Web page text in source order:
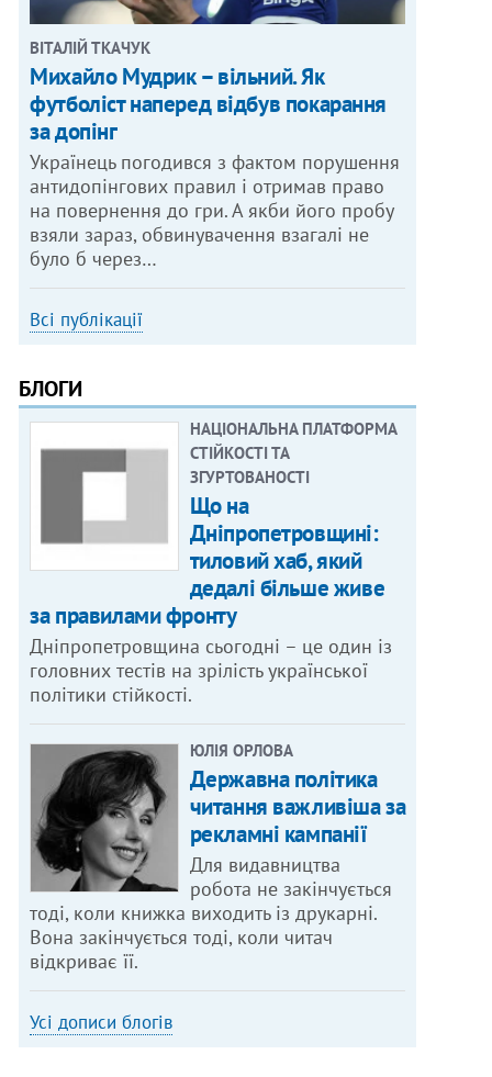
ВІТАЛІЙ ТКАЧУК
Михайло Мудрик – вільний. Як
футболіст наперед відбув покарання
за допінг
Українець погодився з фактом порушення
антидопінгових правил і отримав право
на повернення до гри. А якби його пробу
взяли зараз, обвинувачення взагалі не
було б через…
Всі публікації
БЛОГИ
НАЦІОНАЛЬНА ПЛАТФОРМА
СТІЙКОСТІ ТА
ЗГУРТОВАНОСТІ
Що на
Дніпропетровщині:
тиловий хаб, який
дедалі більше живе
за правилами фронту
Дніпропетровщина сьогодні – це один із
головних тестів на зрілість української
політики стійкості.
ЮЛІЯ ОРЛОВА
Державна політика
читання важливіша за
рекламні кампанії
Для видавництва
робота не закінчується
тоді, коли книжка виходить із друкарні.
Вона закінчується тоді, коли читач
відкриває її.
Усі дописи блогів